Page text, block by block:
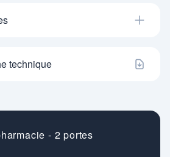
technique
- 2 portes